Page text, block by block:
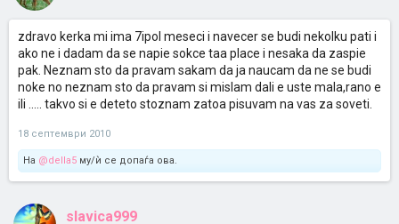
zdravo kerka mi ima 7ipol meseci i navecer se budi nekolku pati i
ako ne i dadam da se napie sokce taa place i nesaka da zaspie
pak. Neznam sto da pravam sakam da ja naucam da ne se budi
noke no neznam sto da pravam si mislam dali e uste mala,rano e
ili ..... takvo si e deteto stoznam zatoa pisuvam na vas za soveti.
18 септември 2010
На @della5 му/ѝ се допаѓа ова.
slavica999